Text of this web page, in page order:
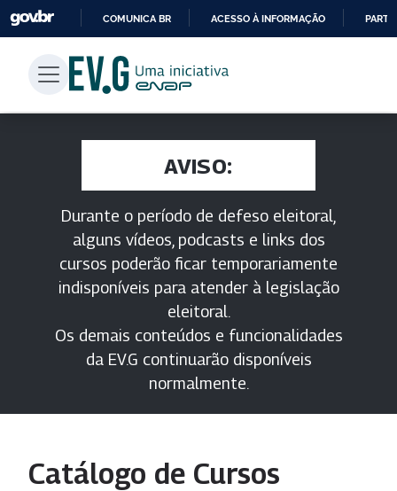
PARA
CONTEÚDO
COMUNICA BR ACESSO À INFORMAÇÃO
AVISO:
Durante o período de defeso eleitoral,
alguns vídeos, podcasts e links dos
cursos poderão ficar temporariamente
indisponíveis para atender à legislação
eleitoral.
Os demais conteúdos e funcionalidades
da EV.G continuarão disponíveis
normalmente.
Catálogo de Cursos